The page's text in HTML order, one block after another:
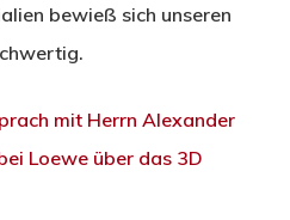
bewieß sich unseren
mit Herrn Alexander
Loewe über das 3D